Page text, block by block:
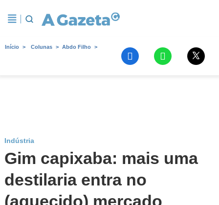
Início Colunas Abdo Filho
Indústria
Gim capixaba: mais uma
destilaria entra no
(aquecido) mercado